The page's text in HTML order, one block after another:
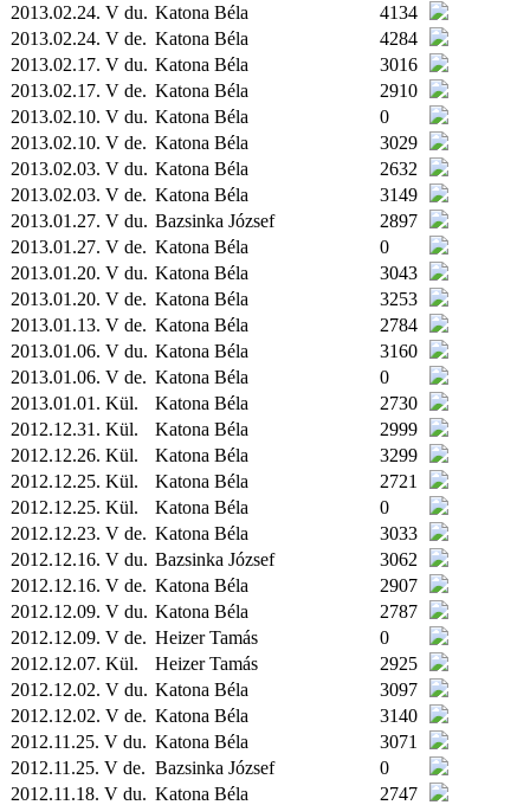
2013.02.24. V du. Katona Béla
4134
2013.02.24. V de. Katona Béla
4284
2013.02.17. V du. Katona Béla
3016
2013.02.17. V de. Katona Béla
2910
2013.02.10. V du. Katona Béla
0
2013.02.10. V de. Katona Béla
3029
2013.02.03. V du. Katona Béla
2632
2013.02.03. V de. Katona Béla
3149
2013.01.27. V du. Bazsinka József
2897
2013.01.27. V de. Katona Béla
0
2013.01.20. V du. Katona Béla
3043
2013.01.20. V de. Katona Béla
3253
2013.01.13. V de. Katona Béla
2784
2013.01.06. V du. Katona Béla
3160
2013.01.06. V de. Katona Béla
0
2013.01.01. Kül. Katona Béla
2730
2012.12.31. Kül. Katona Béla
2999
2012.12.26. Kül. Katona Béla
3299
2012.12.25. Kül. Katona Béla
2721
2012.12.25. Kül. Katona Béla
0
2012.12.23. V de. Katona Béla
3033
2012.12.16. V du. Bazsinka József
3062
2012.12.16. V de. Katona Béla
2907
2012.12.09. V du. Katona Béla
2787
2012.12.09. V de. Heizer Tamás
0
2012.12.07. Kül. Heizer Tamás
2925
2012.12.02. V du. Katona Béla
3097
2012.12.02. V de. Katona Béla
3140
2012.11.25. V du. Katona Béla
3071
2012.11.25. V de. Bazsinka József
0
2012.11.18. V du. Katona Béla
2747